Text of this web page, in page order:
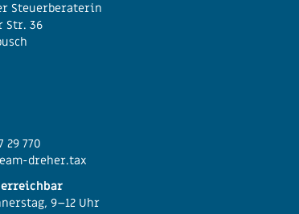
Steuerberaterin
Str. 36
29 770
dreher.tax
9–12 Uhr